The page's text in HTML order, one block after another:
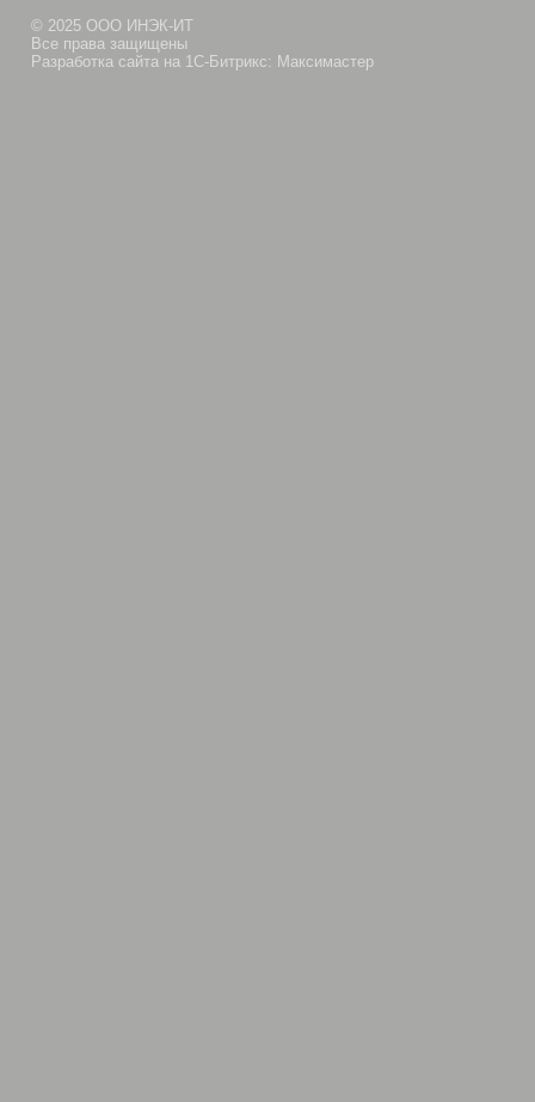
© 2025 ООО ИНЭК-ИТ
Все права защищены
Разработка сайта на 1С-Битрикс: Максимастер